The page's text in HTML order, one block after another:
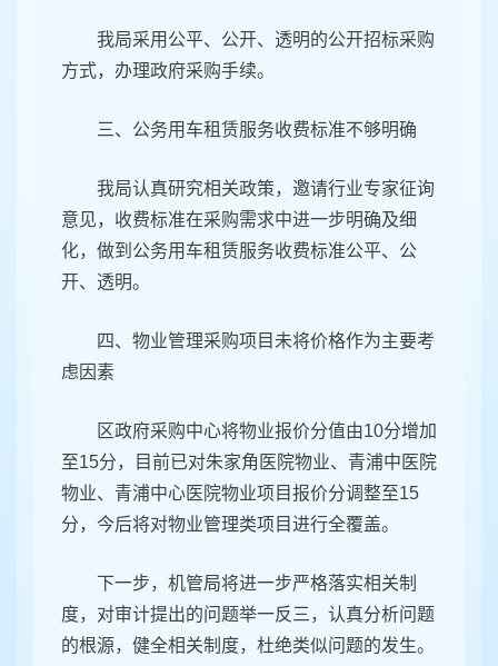
我局采用公平、公开、透明的公开招标采购
方式，办理政府采购手续。
三、公务用车租赁服务收费标准不够明确
我局认真研究相关政策，邀请行业专家征询
意见，收费标准在采购需求中进一步明确及细
化，做到公务用车租赁服务收费标准公平、公
开、透明。
四、物业管理采购项目未将价格作为主要考
虑因素
区政府采购中心将物业报价分值由10分增加
至15分，目前已对朱家角医院物业、青浦中医院
物业、青浦中心医院物业项目报价分调整至15
分，今后将对物业管理类项目进行全覆盖。
下一步，机管局将进一步严格落实相关制
度，对审计提出的问题举一反三，认真分析问题
的根源，健全相关制度，杜绝类似问题的发生。